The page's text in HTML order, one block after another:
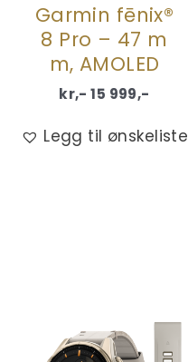
Garmin fēnix®
8 Pro – 47 m
m, AMOLED
kr,- 15 999,-
Legg til ønskeliste